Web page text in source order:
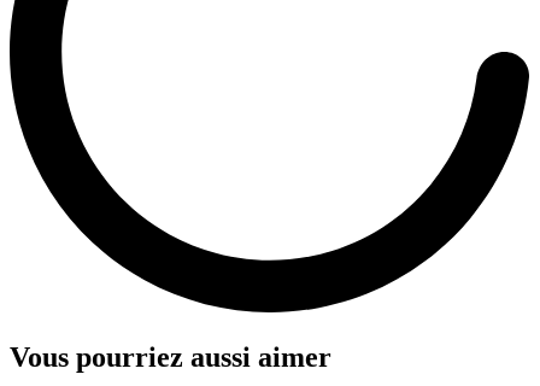
Vous pourriez aussi aimer